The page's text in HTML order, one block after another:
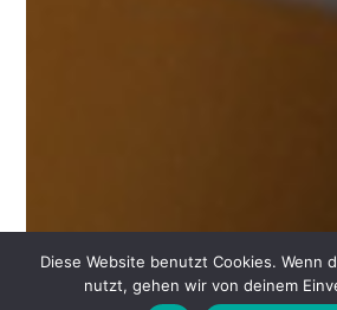
Diese Website benutzt Cookies. Wenn
nutzt, gehen wir von deinem